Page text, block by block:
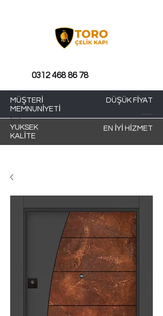
MÜŞTERİ
MEMNUNİYETİ
DÜŞÜK FİYAT
YÜKSEK
KALİTE
EN İYİ HİZMET
0312 468 86 78